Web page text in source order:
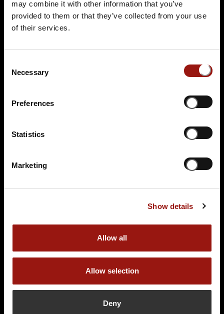
may combine it with other information that you’ve
provided to them or that they’ve collected from your use
of their services.
Selection
Necessary
Preferences
Statistics
Marketing
Show details
Allow all
Allow selection
Deny
FR.
21.08.2026 19:00 Uhr
Aschmattstraße 2
Auf der Karte anzeigen
SO.
23.08.2026 17:00 Uhr
Mord auf dem Atlantik
OPEN AIR
Festhaus 1880 | Fritzlarer Dombräu GmbH